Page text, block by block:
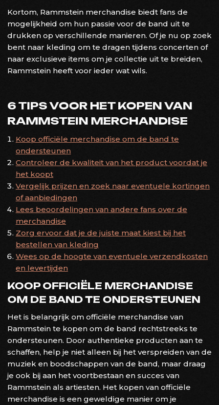
Kortom, Rammstein merchandise biedt fans de
mogelijkheid om hun passie voor de band uit te
drukken op verschillende manieren. Of je nu op zoek
bent naar kleding om te dragen tijdens concerten of
naar exclusieve items om je collectie uit te breiden,
Rammstein heeft voor ieder wat wils.
6 TIPS VOOR HET KOPEN VAN
RAMMSTEIN MERCHANDISE
Koop officiële merchandise om de band te
ondersteunen
Controleer de kwaliteit van het product voordat je
het koopt
Vergelijk prijzen en zoek naar eventuele kortingen
of aanbiedingen
Lees beoordelingen van andere fans over de
merchandise
Zorg ervoor dat je de juiste maat kiest bij het
bestellen van kleding
Wees op de hoogte van eventuele verzendkosten
en levertijden
KOOP OFFICIËLE MERCHANDISE
OM DE BAND TE ONDERSTEUNEN
Het is belangrijk om officiële merchandise van
Rammstein te kopen om de band rechtstreeks te
ondersteunen. Door authentieke producten aan te
schaffen, help je niet alleen bij het verspreiden van de
muziek en boodschappen van de band, maar draag
je ook bij aan het voortbestaan en succes van
Rammstein als artiesten. Het kopen van officiële
merchandise is een geweldige manier om je